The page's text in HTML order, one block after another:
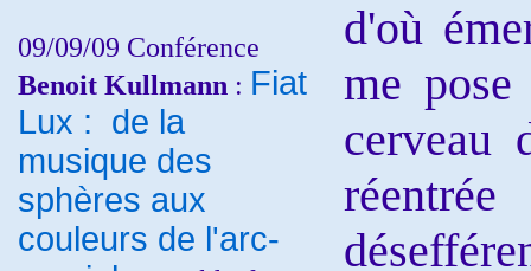
09/09/09 Conférence
Benoit Kullmann : Fiat
Lux : de la
musique des
sphères aux
couleurs de l'arc-
d'où
me